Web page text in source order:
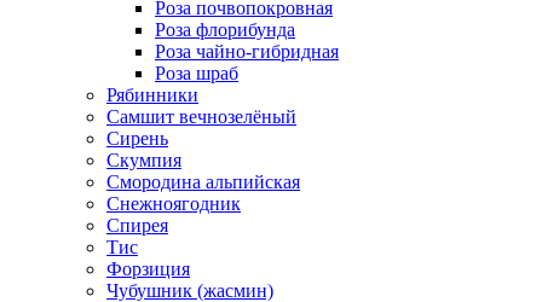
Роза почвопокровная
Роза флорибунда
Роза чайно-гибридная
Роза шраб
Рябинники
Самшит вечнозелёный
Сирень
Скумпия
Смородина альпийская
Снежноягодник
Спирея
Тис
Форзиция
Чубушник (жасмин)